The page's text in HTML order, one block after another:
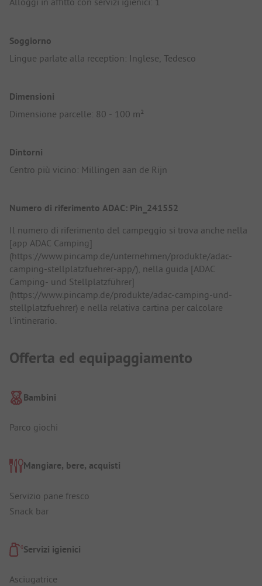
Soggiorno
Lingue parlate alla reception: Inglese, Tedesco
Dimensioni
Dimensione parcelle: 80 - 100 m²
Dintorni
Centro più vicino: Millingen aan de Rijn
Numero di riferimento ADAC: Pin_241552
Il numero di riferimento del campeggio si trova anche nella
[app ADAC Camping]
(https://www.pincamp.de/unternehmen/produkte/adac-
camping-stellplatzfuehrer-app/), nella guida [ADAC
Camping- und Stellplatzführer]
(https://www.pincamp.de/produkte/adac-camping-und-
stellplatzfuehrer) e nella relativa cartina per calcolare
l'intinerario.
Offerta ed equipaggiamento
Bambini
Parco giochi
Mangiare, bere, acquisti
Servizio pane fresco
Snack bar
Servizi igienici
Asciugatrice